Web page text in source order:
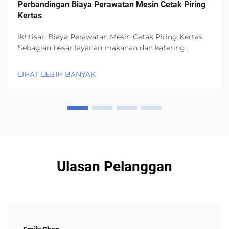
Perbandingan Biaya Perawatan Mesin Cetak Piring
Kertas
Ikhtisar: Biaya Perawatan Mesin Cetak Piring Kertas.
Sebagian besar layanan makanan dan katering
Namun, semua mesin mengalami keausan setelah
LIHAT LEBIH BANYAK
Ulasan Pelanggan